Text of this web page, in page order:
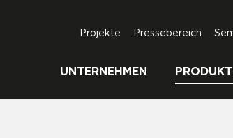
UNTERNEHMEN
Projekte Pressebereich